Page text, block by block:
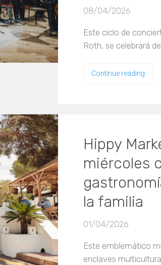
08/04/2026
Este ciclo de
Roth, se celebrará
Continue reading
Hippy
miércoles
la familia
01/04/2026
Este emblemático
enclaves